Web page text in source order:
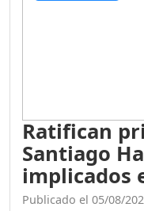
Ratifican
Santiago
implicados
Publicado el 05/08/